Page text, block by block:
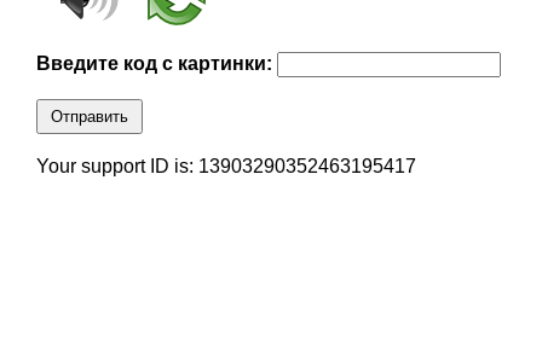
Введите код с картинки:
Отправить
Your support ID is: 13903290352463195417